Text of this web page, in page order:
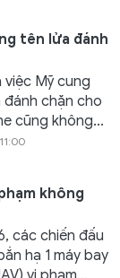
tên lửa đánh
Mỹ cung
chặn cho
cũng không...
không
các chiến đấu
hạ 1 máy bay